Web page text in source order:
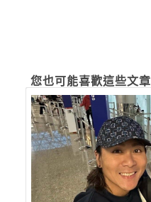
您也可能喜歡這些文章